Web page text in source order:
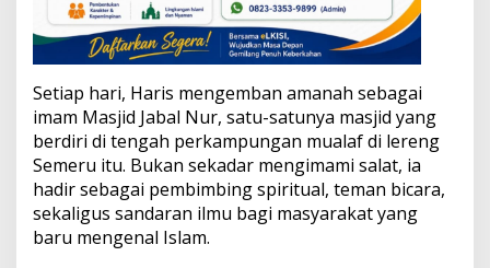
Setiap hari, Haris mengemban amanah sebagai
imam Masjid Jabal Nur, satu-satunya masjid yang
berdiri di tengah perkampungan mualaf di lereng
Semeru itu. Bukan sekadar mengimami salat, ia
hadir sebagai pembimbing spiritual, teman bicara,
sekaligus sandaran ilmu bagi masyarakat yang
baru mengenal Islam.